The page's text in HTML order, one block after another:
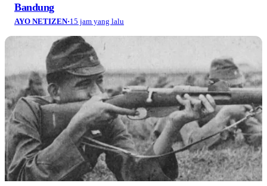
Bandung
AYO NETIZEN·15 jam yang lalu